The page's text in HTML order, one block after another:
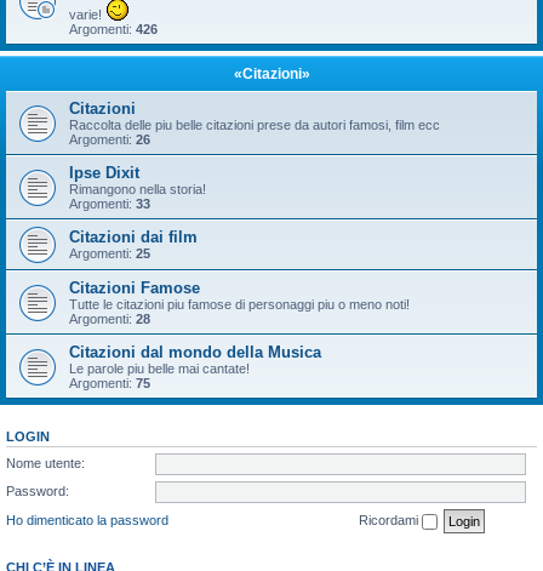
varie!
Argomenti: 426
«Citazioni»
Citazioni
Raccolta delle piu belle citazioni prese da autori famosi, film ecc
Argomenti: 26
Ipse Dixit
Rimangono nella storia!
Argomenti: 33
Citazioni dai film
Argomenti: 25
Citazioni Famose
Tutte le citazioni piu famose di personaggi piu o meno noti!
Argomenti: 28
Citazioni dal mondo della Musica
Le parole piu belle mai cantate!
Argomenti: 75
LOGIN
Nome utente:
Password:
Ho dimenticato la password
Ricordami
CHI C’È IN LINEA